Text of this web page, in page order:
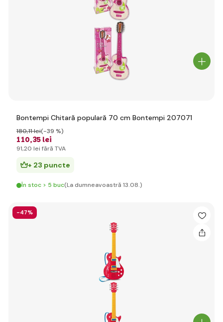
Bontempi Chitară populară 70 cm Bontempi 207071
110,35 lei
180,11 lei(-39 %)
91,20 lei fără TVA
+ 23 puncte
În stoc > 5 buc(La dumneavoastră 13.08.)
-47%